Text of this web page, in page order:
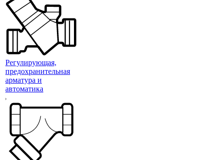
Регулирующая,
предохранительная
арматура и
автоматика